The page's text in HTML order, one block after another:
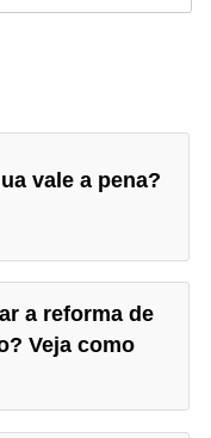
vale a pena?
a reforma de
Veja como